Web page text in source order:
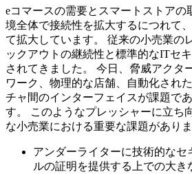
eコマースの需要とスマートストアの
境全体で接続性を拡大するにつれて
て拡大しています。 従来の小売業の
ックアウトの継続性と標準的なITセ
されてきました。 今日、脅威アクタ
ワーク、物理的な店舗、自動化され
チャ間のインターフェイスが課題で
す。 このようなプレッシャーに立ち
な小売業における重要な課題がありま
アンダーライターに技術的なセ
ルの証明を提供する上での大き